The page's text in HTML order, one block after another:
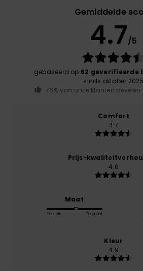
Gemiddelde
4.7/5
gebaseerd op 62 geverifieerde
sinds oktober 2025
76% van onze klanten
Comfort
4.7
Prijs-
4.6
Maat
Te klein Te groot
Kleur
4.9